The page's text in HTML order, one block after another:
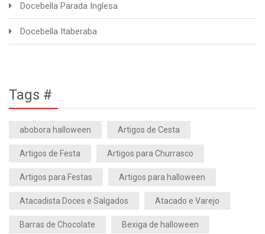
Docebella Parada Inglesa
Docebella Itaberaba
Tags #
abobora halloween Artigos de Cesta
Artigos de Festa Artigos para Churrasco
Artigos para Festas Artigos para halloween
Atacadista Doces e Salgados Atacado e Varejo
Barras de Chocolate Bexiga de halloween